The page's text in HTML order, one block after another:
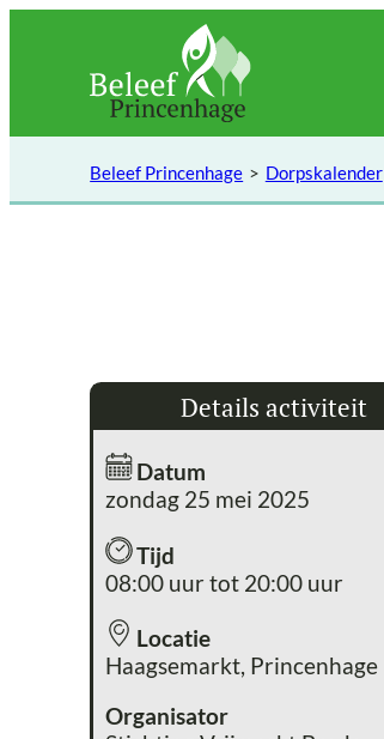
inhoud
Beleef Princenhage Dorpskalender
Details activiteit
Datum
zondag 25 mei 2025
Tijd
08:00 uur tot 20:00 uur
Locatie
Haagsemarkt, Princenhage
Organisator